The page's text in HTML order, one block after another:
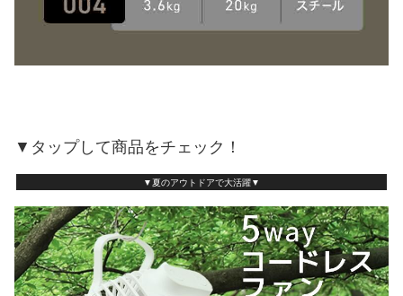
▼タップして商品をチェック！
▼夏のアウトドアで大活躍▼